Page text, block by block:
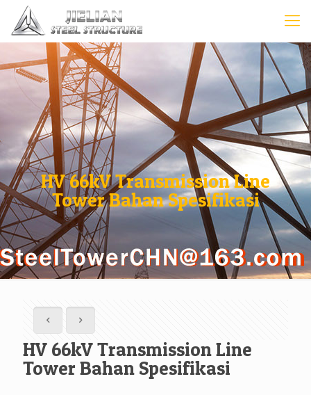
HV 66kV Transmission Line
Tower Bahan Spesifikasi
HV 66kV Transmission Line
Tower Bahan Spesifikasi